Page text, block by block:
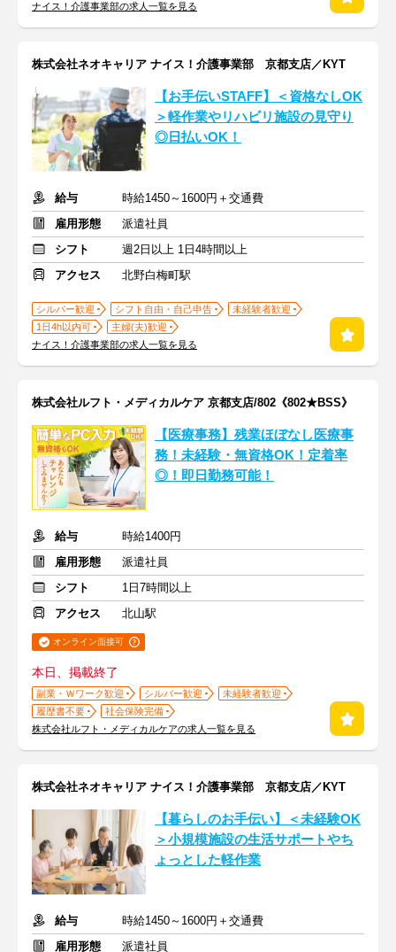
ナイス！介護事業部の求人一覧を見る
株式会社ネオキャリア ナイス！介護事業部 京都支店／KYT
【お手伝いSTAFF】＜資格なしOK
＞軽作業やリハビリ施設の見守り
◎日払いOK！
給与
時給1450～1600円＋交通費
雇用形態
派遣社員
シフト
週2日以上 1日4時間以上
アクセス
北野白梅町駅
シルバー歓迎 シフト自由・自己申告
未経験者歓迎
1日4h以内可
主婦(夫)歓迎
ナイス！介護事業部の求人一覧を見る
株式会社ルフト・メディカルケア 京都支店/802《802★BSS》
【医療事務】残業ほぼなし医療事
務！未経験・無資格OK！定着率
◎！即日勤務可能！
給与
時給1400円
雇用形態
派遣社員
シフト
1日7時間以上
アクセス
北山駅
オンライン面接可
本日、掲載終了
副業・Ｗワーク歓迎 シルバー歓迎
未経験者歓迎
履歴書不要
社会保険完備
株式会社ルフト・メディカルケアの求人一覧を見る
株式会社ネオキャリア ナイス！介護事業部 京都支店／KYT
【暮らしのお手伝い】＜未経験OK
＞小規模施設の生活サポートやち
ょっとした軽作業
給与
時給1450～1600円＋交通費
雇用形態
派遣社員